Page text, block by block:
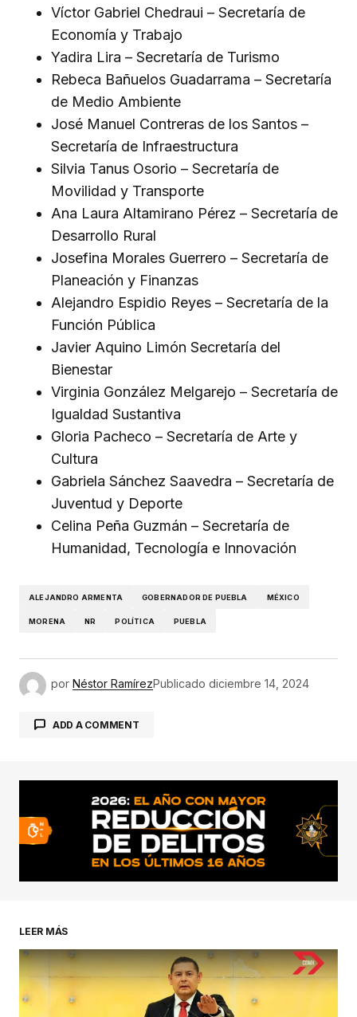
Víctor Gabriel Chedraui – Secretaría de
Economía y Trabajo
Yadira Lira – Secretaría de Turismo
Rebeca Bañuelos Guadarrama – Secretaría
de Medio Ambiente
José Manuel Contreras de los Santos –
Secretaría de Infraestructura
Silvia Tanus Osorio – Secretaría de
Movilidad y Transporte
Ana Laura Altamirano Pérez – Secretaría de
Desarrollo Rural
Josefina Morales Guerrero – Secretaría de
Planeación y Finanzas
Alejandro Espidio Reyes – Secretaría de la
Función Pública
Javier Aquino Limón Secretaría del
Bienestar
Virginia González Melgarejo – Secretaría de
Igualdad Sustantiva
Gloria Pacheco – Secretaría de Arte y
Cultura
Gabriela Sánchez Saavedra – Secretaría de
Juventud y Deporte
Celina Peña Guzmán – Secretaría de
Humanidad, Tecnología e Innovación
ALEJANDRO ARMENTA GOBERNADOR DE PUEBLA MÉXICO
MORENA NR POLÍTICA PUEBLA
por Néstor RamírezPublicado diciembre 14, 2024
ADD A COMMENT
conectado
LEER MÁS